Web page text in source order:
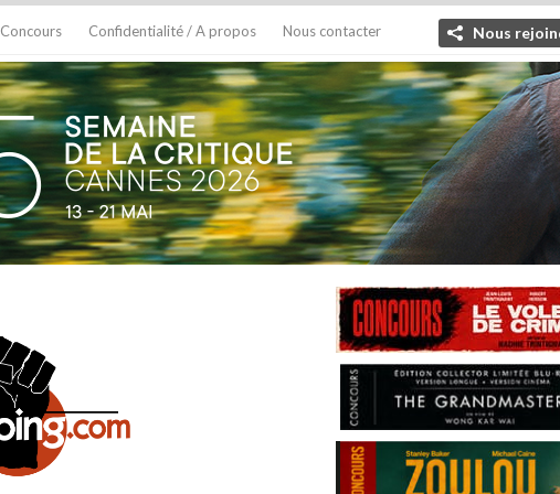
Concours Confidentialité / A propos Nous contacter Nous